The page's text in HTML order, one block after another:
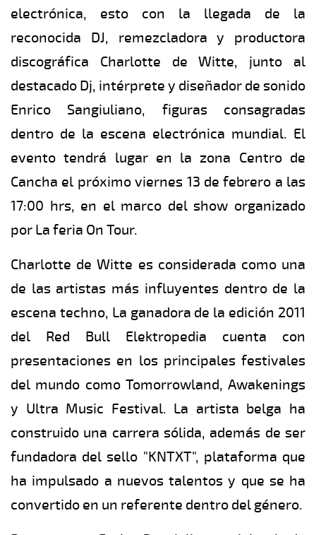
electrónica, esto con la llegada de la
reconocida DJ, remezcladora y productora
discográfica Charlotte de Witte, junto al
destacado Dj, intérprete y diseñador de sonido
Enrico Sangiuliano, figuras consagradas
dentro de la escena electrónica mundial. El
evento tendrá lugar en la zona Centro de
Cancha el próximo viernes 13 de febrero a las
17:00 hrs, en el marco del show organizado
por La feria On Tour.
Charlotte de Witte es considerada como una
de las artistas más influyentes dentro de la
escena techno, La ganadora de la edición 2011
del Red Bull Elektropedia cuenta con
presentaciones en los principales festivales
del mundo como Tomorrowland, Awakenings
y Ultra Music Festival. La artista belga ha
construido una carrera sólida, además de ser
fundadora del sello "KNTXT", plataforma que
ha impulsado a nuevos talentos y que se ha
convertido en un referente dentro del género.